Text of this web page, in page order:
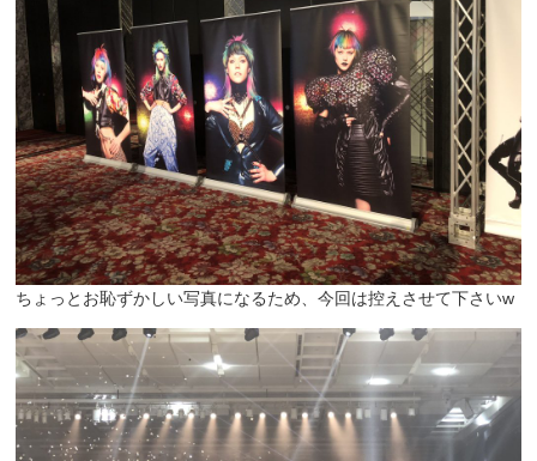
ちょっとお恥ずかしい写真になるため、今回は控えさせて下さいw